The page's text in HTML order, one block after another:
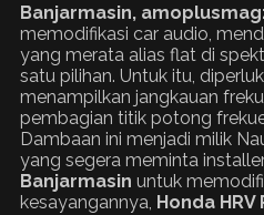
Banjarmasin,
memodifikasi car audio,
yang merata alias flat di
satu pilihan. Untuk itu,
menampilkan jangkauan
pembagian titik potong
Dambaan ini menjadi milik
yang segera meminta
Banjarmasin untuk
kesayangannya, Honda